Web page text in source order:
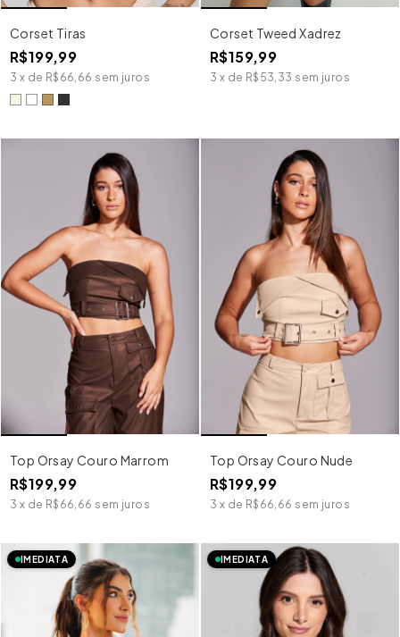
Corset Tiras
R$199,99
3 x de R$66,66 sem juros
Corset Tweed Xadrez
R$159,99
3 x de R$53,33 sem juros
Top Orsay Couro Marrom
R$199,99
3 x de R$66,66 sem juros
Top Orsay Couro Nude
R$199,99
3 x de R$66,66 sem juros
IMEDIATA IMEDIATA